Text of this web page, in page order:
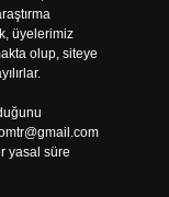
üyelerimiz
olup, siteye
yasal süre